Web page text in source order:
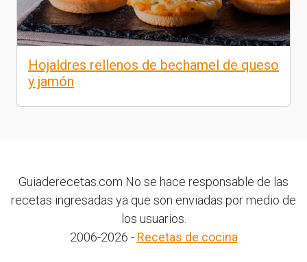
Hojaldres rellenos de bechamel de queso
y jamón
Guiaderecetas.com No se hace responsable de las
recetas ingresadas ya que son enviadas por medio de
los usuarios.
2006-2026 - Recetas de cocina